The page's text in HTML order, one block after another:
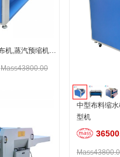
中型布料缩水机,松布机,蒸汽预缩机,定型机
Mass43800.00
中型布料缩
型机